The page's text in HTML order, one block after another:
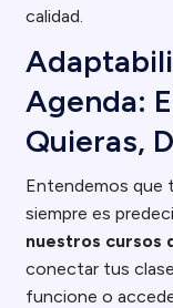
calidad.
Agenda:
Quieras,
Entendemos que
siempre es
nuestros cursos
conectar tus
funcione o